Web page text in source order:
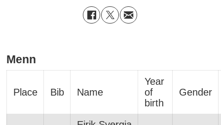
Menn
Place Bib Name
Year
of
birth
Gender